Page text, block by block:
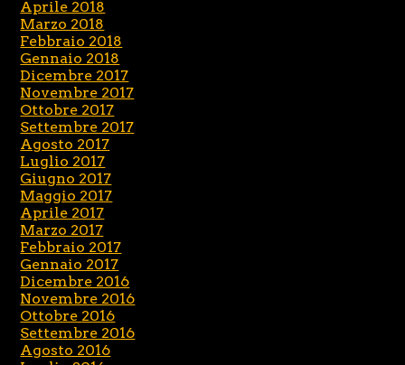
Aprile 2018
Marzo 2018
Febbraio 2018
Gennaio 2018
Dicembre 2017
Novembre 2017
Ottobre 2017
Settembre 2017
Agosto 2017
Luglio 2017
Giugno 2017
Maggio 2017
Aprile 2017
Marzo 2017
Febbraio 2017
Gennaio 2017
Dicembre 2016
Novembre 2016
Ottobre 2016
Settembre 2016
Agosto 2016